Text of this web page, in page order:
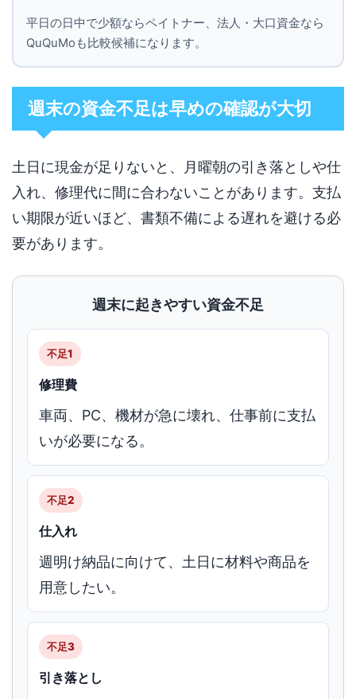
平日の日中で少額ならペイトナー、法人・大口資金なら
QuQuMoも比較候補になります。
週末の資金不足は早めの確認が大切
土日に現金が足りないと、月曜朝の引き落としや仕
入れ、修理代に間に合わないことがあります。支払
い期限が近いほど、書類不備による遅れを避ける必
要があります。
週末に起きやすい資金不足
不足1
修理費
車両、PC、機材が急に壊れ、仕事前に支払
いが必要になる。
不足2
仕入れ
週明け納品に向けて、土日に材料や商品を
用意したい。
不足3
引き落とし